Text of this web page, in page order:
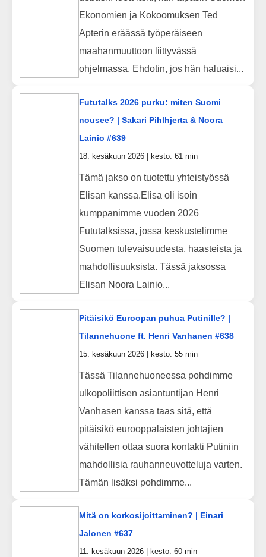
Ekonomien ja Kokoomuksen Ted
Apterin eräässä työperäiseen
maahanmuuttoon liittyvässä
ohjelmassa. Ehdotin, jos hän haluaisi...
Fututalks 2026 purku: miten Suomi
nousee? | Sakari Pihlhjerta & Noora
Lainio #639
18. kesäkuun 2026 | kesto: 61 min
Tämä jakso on tuotettu yhteistyössä
Elisan kanssa.Elisa oli isoin
kumppanimme vuoden 2026
Fututalksissa, jossa keskustelimme
Suomen tulevaisuudesta, haasteista ja
mahdollisuuksista. Tässä jaksossa
Elisan Noora Lainio...
Pitäisikö Euroopan puhua Putinille? |
Tilannehuone ft. Henri Vanhanen #638
15. kesäkuun 2026 | kesto: 55 min
Tässä Tilannehuoneessa pohdimme
ulkopoliittisen asiantuntijan Henri
Vanhasen kanssa taas sitä, että
pitäisikö eurooppalaisten johtajien
vähitellen ottaa suora kontakti Putiniin
mahdollisia rauhanneuvotteluja varten.
Tämän lisäksi pohdimme...
Mitä on korkosijoittaminen? | Einari
Jalonen #637
11. kesäkuun 2026 | kesto: 60 min